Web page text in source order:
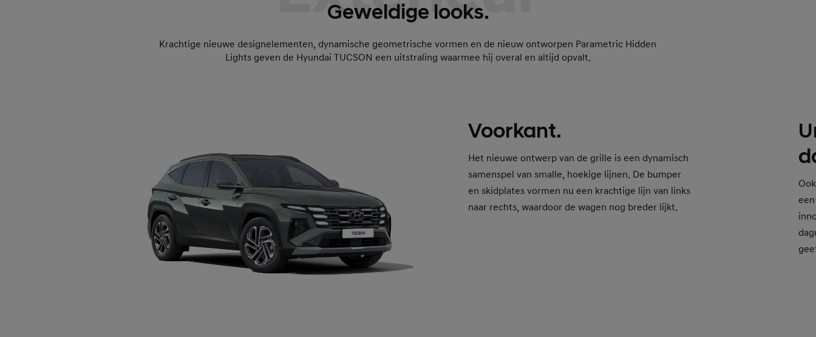
Geweldige looks.
Krachtige nieuwe designelementen, dynamische geometrische vormen en de nieuw ontworpen Parametric Hidden
Lights geven de Hyundai TUCSON een uitstraling waarmee hij overal en altijd opvalt.
Voorkant.
Het nieuwe ontwerp van de grille is een dynamisch
samenspel van smalle, hoekige lijnen. De bumper
en skidplates vormen nu een krachtige lijn van links
naar rechts, waardoor de wagen nog breder lijkt.